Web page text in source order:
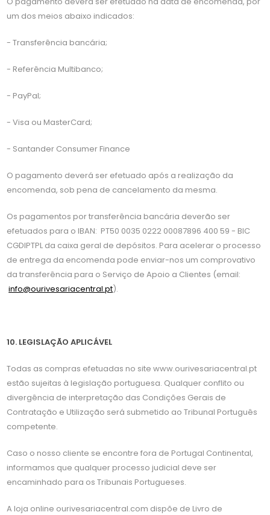
um dos meios abaixo indicados:
- Transferência bancária;
- Referência Multibanco;
- PayPal;
- Visa ou MasterCard;
- Santander Consumer Finance
O pagamento deverá ser efetuado após a realização da
encomenda, sob pena de cancelamento da mesma.
Os pagamentos por transferência bancária deverão ser
efetuados para o IBAN: PT50 0035 0222 00087896 400 59 - BIC
CGDIPTPL da caixa geral de depósitos. Para acelerar o processo
de entrega da encomenda pode enviar-nos um comprovativo
da transferência para o Serviço de Apoio a Clientes (email:
info@ourivesariacentral.pt).
10. LEGISLAÇÃO APLICÁVEL
Todas as compras efetuadas no site www.ourivesariacentral.pt
estão sujeitas à legislação portuguesa. Qualquer conflito ou
divergência de interpretação das Condições Gerais de
Contratação e Utilização será submetido ao Tribunal Português
competente.
Caso o nosso cliente se encontre fora de Portugal Continental,
informamos que qualquer processo judicial deve ser
encaminhado para os Tribunais Portugueses.
A loja online ourivesariacentral.com dispõe de Livro de